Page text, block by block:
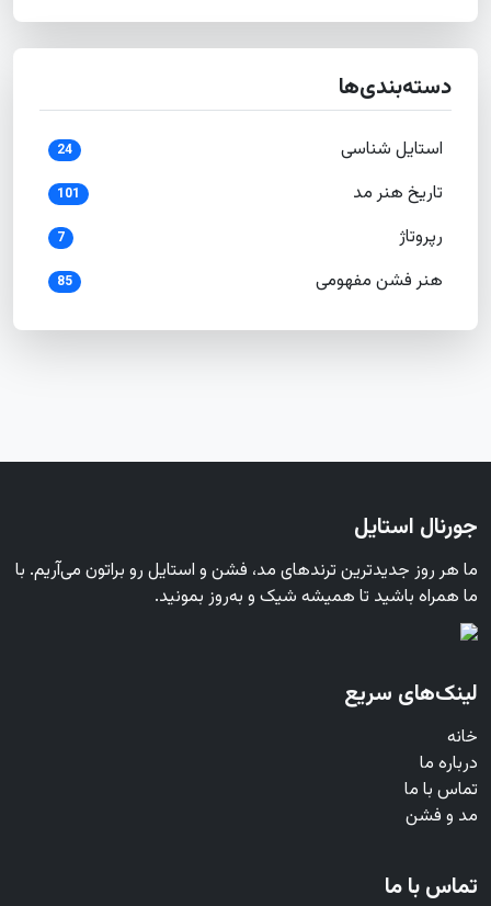
دسته‌بندی‌ها
استایل شناسی 24
تاریخ هنر مد 101
رپروتاژ 7
هنر فشن مفهومی 85
جورنال استایل
ما هر روز جدیدترین ترندهای مد، فشن و استایل رو براتون می‌آریم. با
ما همراه باشید تا همیشه شیک و به‌روز بمونید.
لینک‌های سریع
خانه
درباره ما
تماس با ما
مد و فشن
تماس با ما